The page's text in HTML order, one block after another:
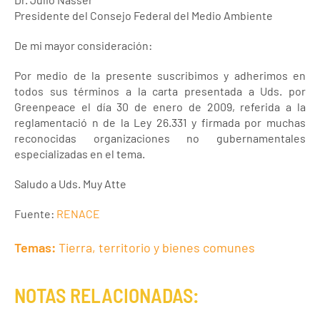
Presidente del Consejo Federal del Medio Ambiente
De mi mayor consideración:
Por medio de la presente suscribimos y adherimos en
todos sus términos a la carta presentada a Uds. por
Greenpeace el día 30 de enero de 2009, referida a la
reglamentació n de la Ley 26.331 y firmada por muchas
reconocidas organizaciones no gubernamentales
especializadas en el tema.
Saludo a Uds. Muy Atte
Fuente: RENACE
Temas: Tierra, territorio y bienes comunes
NOTAS RELACIONADAS: